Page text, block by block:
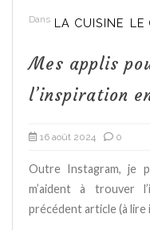
Dans LA CUISINE LE
Mes applis
l’inspiration
16 août 2024 0
Outre Instagram, je
m’aident à trouver
précédent article (à lire